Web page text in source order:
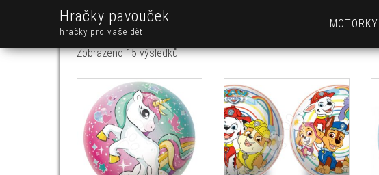
Hračky pavouček
hračky pro vaše děti
MOTORKY
Zobrazeno 15 výsledkůSeřazeno od nejnovějších